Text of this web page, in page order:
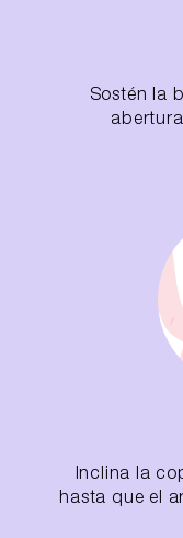
Sostén la
Inclina la
hasta que el